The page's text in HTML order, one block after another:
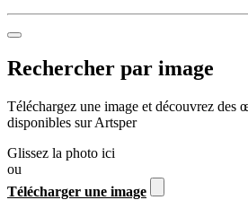
Rechercher par image
Téléchargez une image et découvrez des
disponibles sur Artsper
Glissez la photo ici
ou
Télécharger une image